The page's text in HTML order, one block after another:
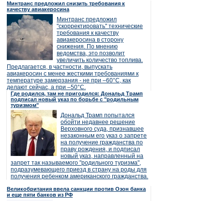
Минтранс предложил снизить требования к
качеству авиакеросина
Минтранс предложил
"скорректировать" технические
требования к качеству
авиакеросина в сторону
снижения. По мнению
ведомства, это позволит
увеличить количество топлива.
Предлагается, в частности, выпускать
авиакеросин с менее жесткими требованиями к
температуре замерзания - не при –60°C, как
делают сейчас, а при –50°C.
Где родился, там не пригодился: Дональд Трамп
подписал новый указ по борьбе с "родильным
туризмом"
Дональд Трамп попытался
обойти недавнее решение
Верховного суда, признавшее
незаконным его указ о запрете
на получение гражданства по
праву рождения, и подписал
новый указ, направленный на
запрет так называемого "родильного туризма",
подразумевающего приезд в страну на роды для
получения ребенком американского гражданства.
Великобритания ввела санкции против Озон банка
и еще пяти банков из РФ